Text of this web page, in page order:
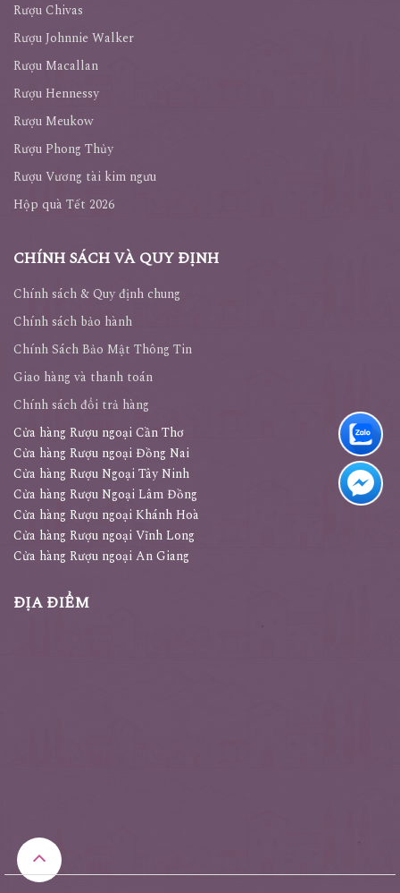
Rượu Chivas
Rượu Johnnie Walker
Rượu Macallan
Rượu Hennessy
Rượu Meukow
Rượu Phong Thủy
Rượu Vương tài kim ngưu
Hộp quà Tết 2026
CHÍNH SÁCH VÀ QUY ĐỊNH
Chính sách & Quy định chung
Chính sách bảo hành
Chính Sách Bảo Mật Thông Tin
Giao hàng và thanh toán
Chính sách đổi trả hàng
Cửa hàng Rượu ngoại Cần Thơ
Cửa hàng Rượu ngoại Đồng Nai
Cửa hàng Rượu Ngoại Tây Ninh
Cửa hàng Rượu Ngoại Lâm Đồng
Cửa hàng Rượu ngoại Khánh Hoà
Cửa hàng Rượu ngoại Vĩnh Long
Cửa hàng Rượu ngoại An Giang
ĐỊA ĐIỂM